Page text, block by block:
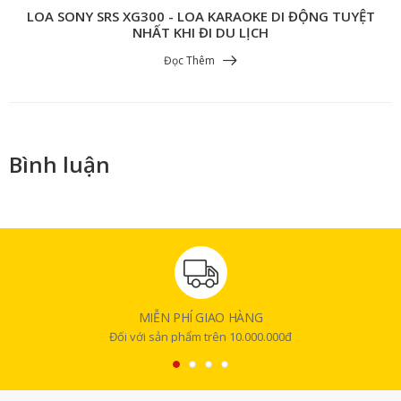
LOA SONY SRS XG300 - LOA KARAOKE DI ĐỘNG TUYỆT
NHẤT KHI ĐI DU LỊCH
Đọc Thêm
Bình luận
MIỄN PHÍ GIAO HÀNG
Đối với sản phẩm trên 10.000.000đ